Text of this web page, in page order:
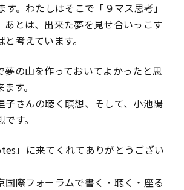
す。わたしはそこで「９マス思考」
あとは、出来た夢を見せ合いっこす
考えています。
夢の山を作っておいてよかったと思
す。
子さんの聴く瞑想、そして、小池陽
す。
」に来てくれてありがとうござい
国際フォーラムで書く・聴く・座る